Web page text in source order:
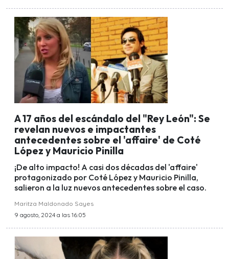
A 17 años del escándalo del "Rey León": Se
revelan nuevos e impactantes
antecedentes sobre el 'affaire' de Coté
López y Mauricio Pinilla
¡De alto impacto! A casi dos décadas del 'affaire'
protagonizado por Coté López y Mauricio Pinilla,
salieron a la luz nuevos antecedentes sobre el caso.
Maritza Maldonado Sayes
9 agosto, 2024 a las 16:05